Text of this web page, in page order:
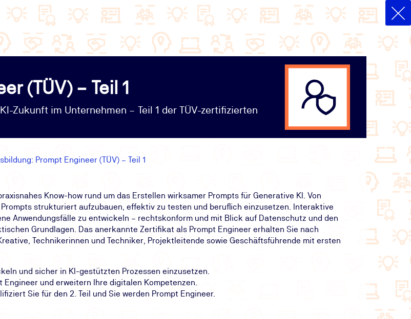
(TÜV) – Teil 1
Zukunft im Unternehmen – Teil 1 der TÜV-zertifizierten
Prompt Engineer (TÜV) – Teil 1
Know-how rund um das Erstellen wirksamer Prompts für Generative KI. Von
strukturiert aufzubauen, effektiv zu testen und beruflich einzusetzen. Interaktive
Anwendungsfälle zu entwickeln – rechtskonform und mit Blick auf Datenschutz und den
Grundlagen. Das anerkannte Zertifikat als Prompt Engineer erhalten Sie nach
Technikerinnen und Techniker, Projektleitende sowie Geschäftsführende mit ersten
und sicher in KI-gestützten Prozessen einzusetzen.
und erweitern Ihre digitalen Kompetenzen.
Sie für den 2. Teil und Sie werden Prompt Engineer.